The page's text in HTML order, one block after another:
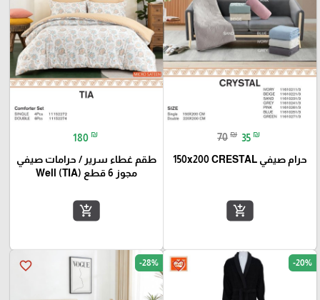
70 ₪ 35 ₪
حرام صيفي 150x200 CRESTAL
add_shopping_cart
180 ₪
طقم غطاء سرير / حرامات صيفي
مجوز 6 قطع Well (TIA)
add_shopping_cart
favorite_border -20%
favorite_border -28%